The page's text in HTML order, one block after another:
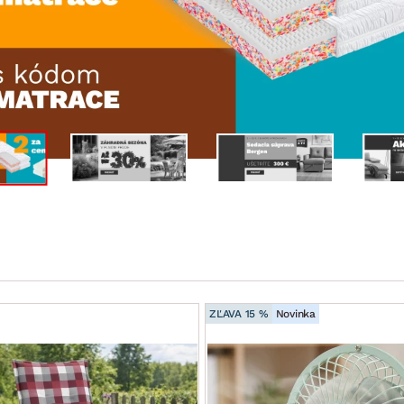
DOMÁCE SPOTREBIČE ZÁHRADNÉ
ZĽAVA 15 % Novinka